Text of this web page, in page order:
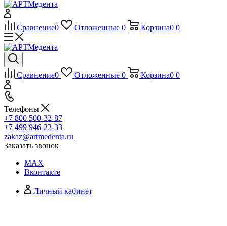
Сравнение0 Отложенные 0 Корзина0 0
Сравнение0 Отложенные 0 Корзина0 0
Телефоны
+7 800 500-32-87
+7 499 946-23-33
zakaz@artmedenta.ru
Заказать звонок
MAX
Вконтакте
Личный кабинет